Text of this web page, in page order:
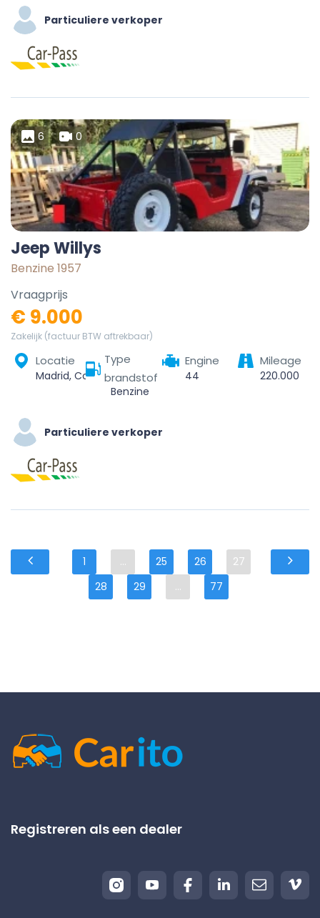
Particuliere verkoper
6 0
Jeep Willys
Benzine 1957
Vraagprijs
€ 9.000
Zakelijk (factuur BTW aftrekbaar)
Locatie
Madrid, Community of Madrid, Spain
Type
brandstof
Benzine
Engine
44
Mileage
220.000
Particuliere verkoper
1 ... 25 26
27
28
29 ... 77
Registreren als een dealer